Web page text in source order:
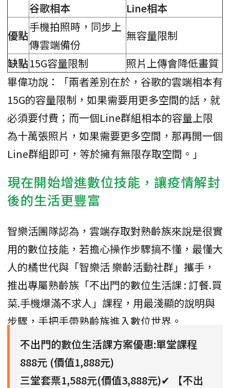
谷歌相本
Line相本
優點
手機拍照時，同步上
傳雲端備份
無容量限制
缺點15G容量限制
照片上傳會降低畫質
畢偉功說：「兩者差別在於，谷歌的雲端相本有
15G的容量限制，如果需要用更多空間的話，就
必須要付費；而一個Line群組相本的容量上限
為十萬張照片，如果需要更多空間，那再開一個
Line群組即可，等於擁有無限存取空間。」
現在開始增進數位技能，讓疫情解封
後的生活更豐富
智樂活團隊認為，雲端存取對熟齡族來說是很實
用的數位技能，若擔心操作步驟搞不懂，最懂大
人的橘世代與「智樂活 樂齡活動社群」攜手，
推出專屬熟齡族「不出門的數位生活課 : 訂餐.買
菜.手機爆滿不求人」課程，用最淺顯的說明與
步驟，手把手帶熟齡族進入數位世界。
不出門的數位生活課方案優惠:單堂課程
888元 (價值1,888元)
三堂套票1,588元(價值3,888元)✔ 【不出